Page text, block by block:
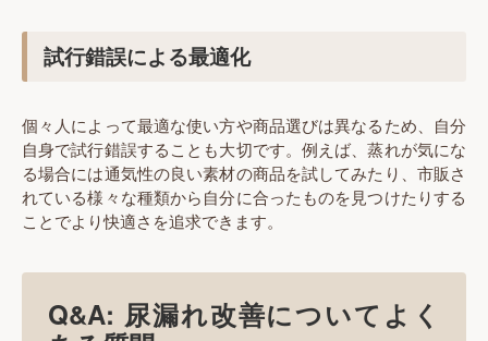
試行錯誤による最適化
個々人によって最適な使い方や商品選びは異なるため、自分
自身で試行錯誤することも大切です。例えば、蒸れが気にな
る場合には通気性の良い素材の商品を試してみたり、市販さ
れている様々な種類から自分に合ったものを見つけたりする
ことでより快適さを追求できます。
Q&A: 尿漏れ改善についてよく